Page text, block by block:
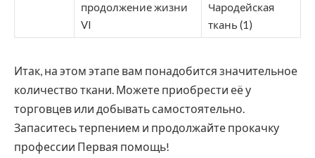
продолжение жизни
VI
Чародейская
ткань (1)
Итак, на этом этапе вам понадобится значительное
количество ткани. Можете приобрести её у
торговцев или добывать самостоятельно.
Запаситесь терпением и продолжайте прокачку
профессии Первая помощь!